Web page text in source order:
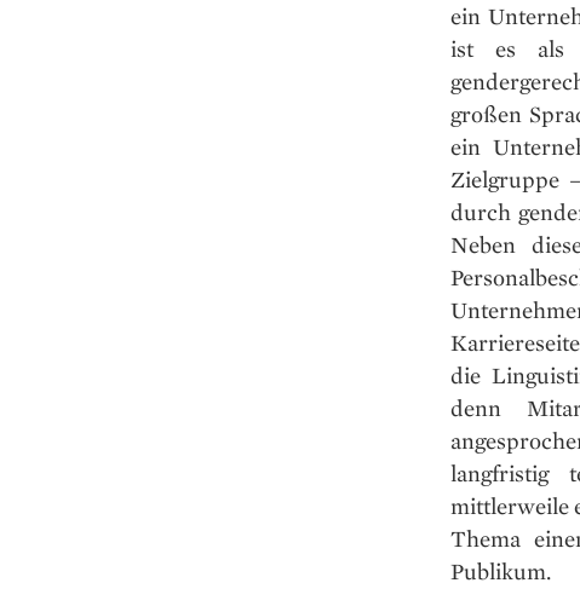
ein
ist es als
großen
ein
Zielgruppe
durch
Neben
die
denn
langfristig
mittlerweile
Thema
Publikum.